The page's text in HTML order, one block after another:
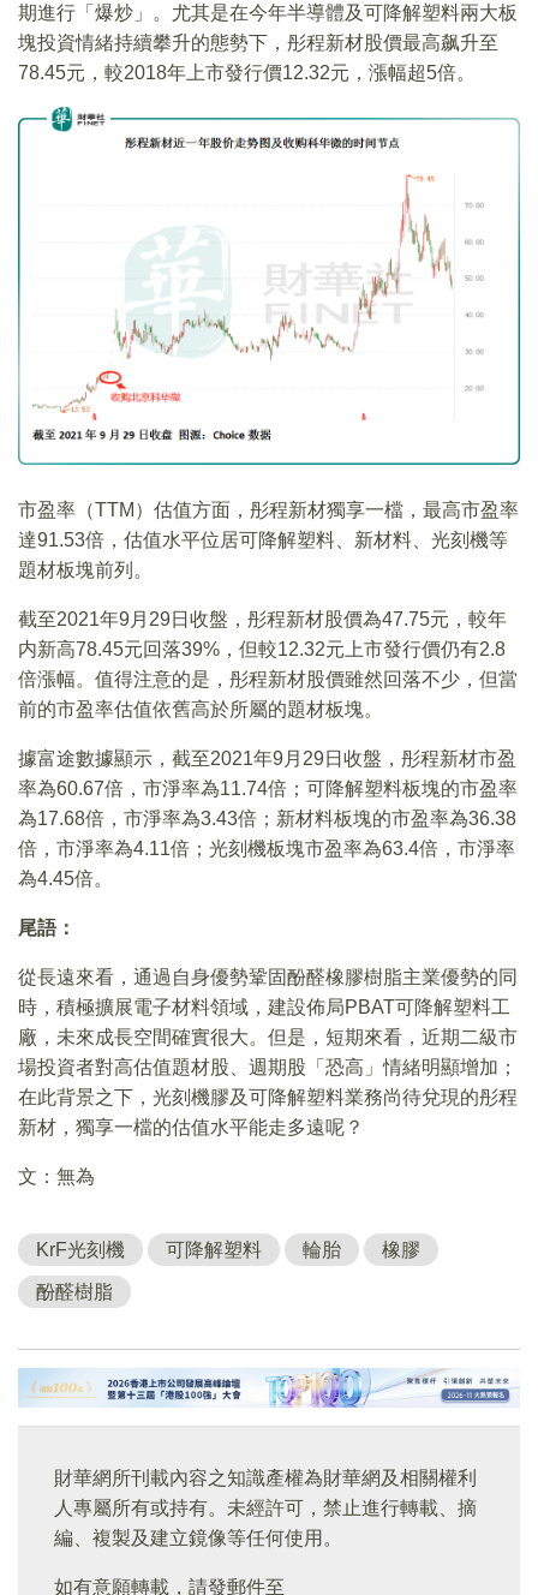
期進行「爆炒」。尤其是在今年半導體及可降解塑料兩大板
塊投資情緒持續攀升的態勢下，彤程新材股價最高飙升至
78.45元，較2018年上市發行價12.32元，漲幅超5倍。
市盈率（TTM）估值方面，彤程新材獨享一檔，最高市盈率
達91.53倍，估值水平位居可降解塑料、新材料、光刻機等
題材板塊前列。
截至2021年9月29日收盤，彤程新材股價為47.75元，較年
内新高78.45元回落39%，但較12.32元上市發行價仍有2.8
倍漲幅。值得注意的是，彤程新材股價雖然回落不少，但當
前的市盈率估值依舊高於所屬的題材板塊。
據富途數據顯示，截至2021年9月29日收盤，彤程新材市盈
率為60.67倍，市淨率為11.74倍；可降解塑料板塊的市盈率
為17.68倍，市淨率為3.43倍；新材料板塊的市盈率為36.38
倍，市淨率為4.11倍；光刻機板塊市盈率為63.4倍，市淨率
為4.45倍。
尾語：
從長遠來看，通過自身優勢鞏固酚醛橡膠樹脂主業優勢的同
時，積極擴展電子材料領域，建設佈局PBAT可降解塑料工
廠，未來成長空間確實很大。但是，短期來看，近期二級市
場投資者對高估值題材股、週期股「恐高」情緒明顯增加；
在此背景之下，光刻機膠及可降解塑料業務尚待兌現的彤程
新材，獨享一檔的估值水平能走多遠呢？
文：無為
KrF光刻機 可降解塑料 輪胎 橡膠
酚醛樹脂
財華網所刊載內容之知識產權為財華網及相關權利
人專屬所有或持有。未經許可，禁止進行轉載、摘
編、複製及建立鏡像等任何使用。
如有意願轉載，請發郵件至